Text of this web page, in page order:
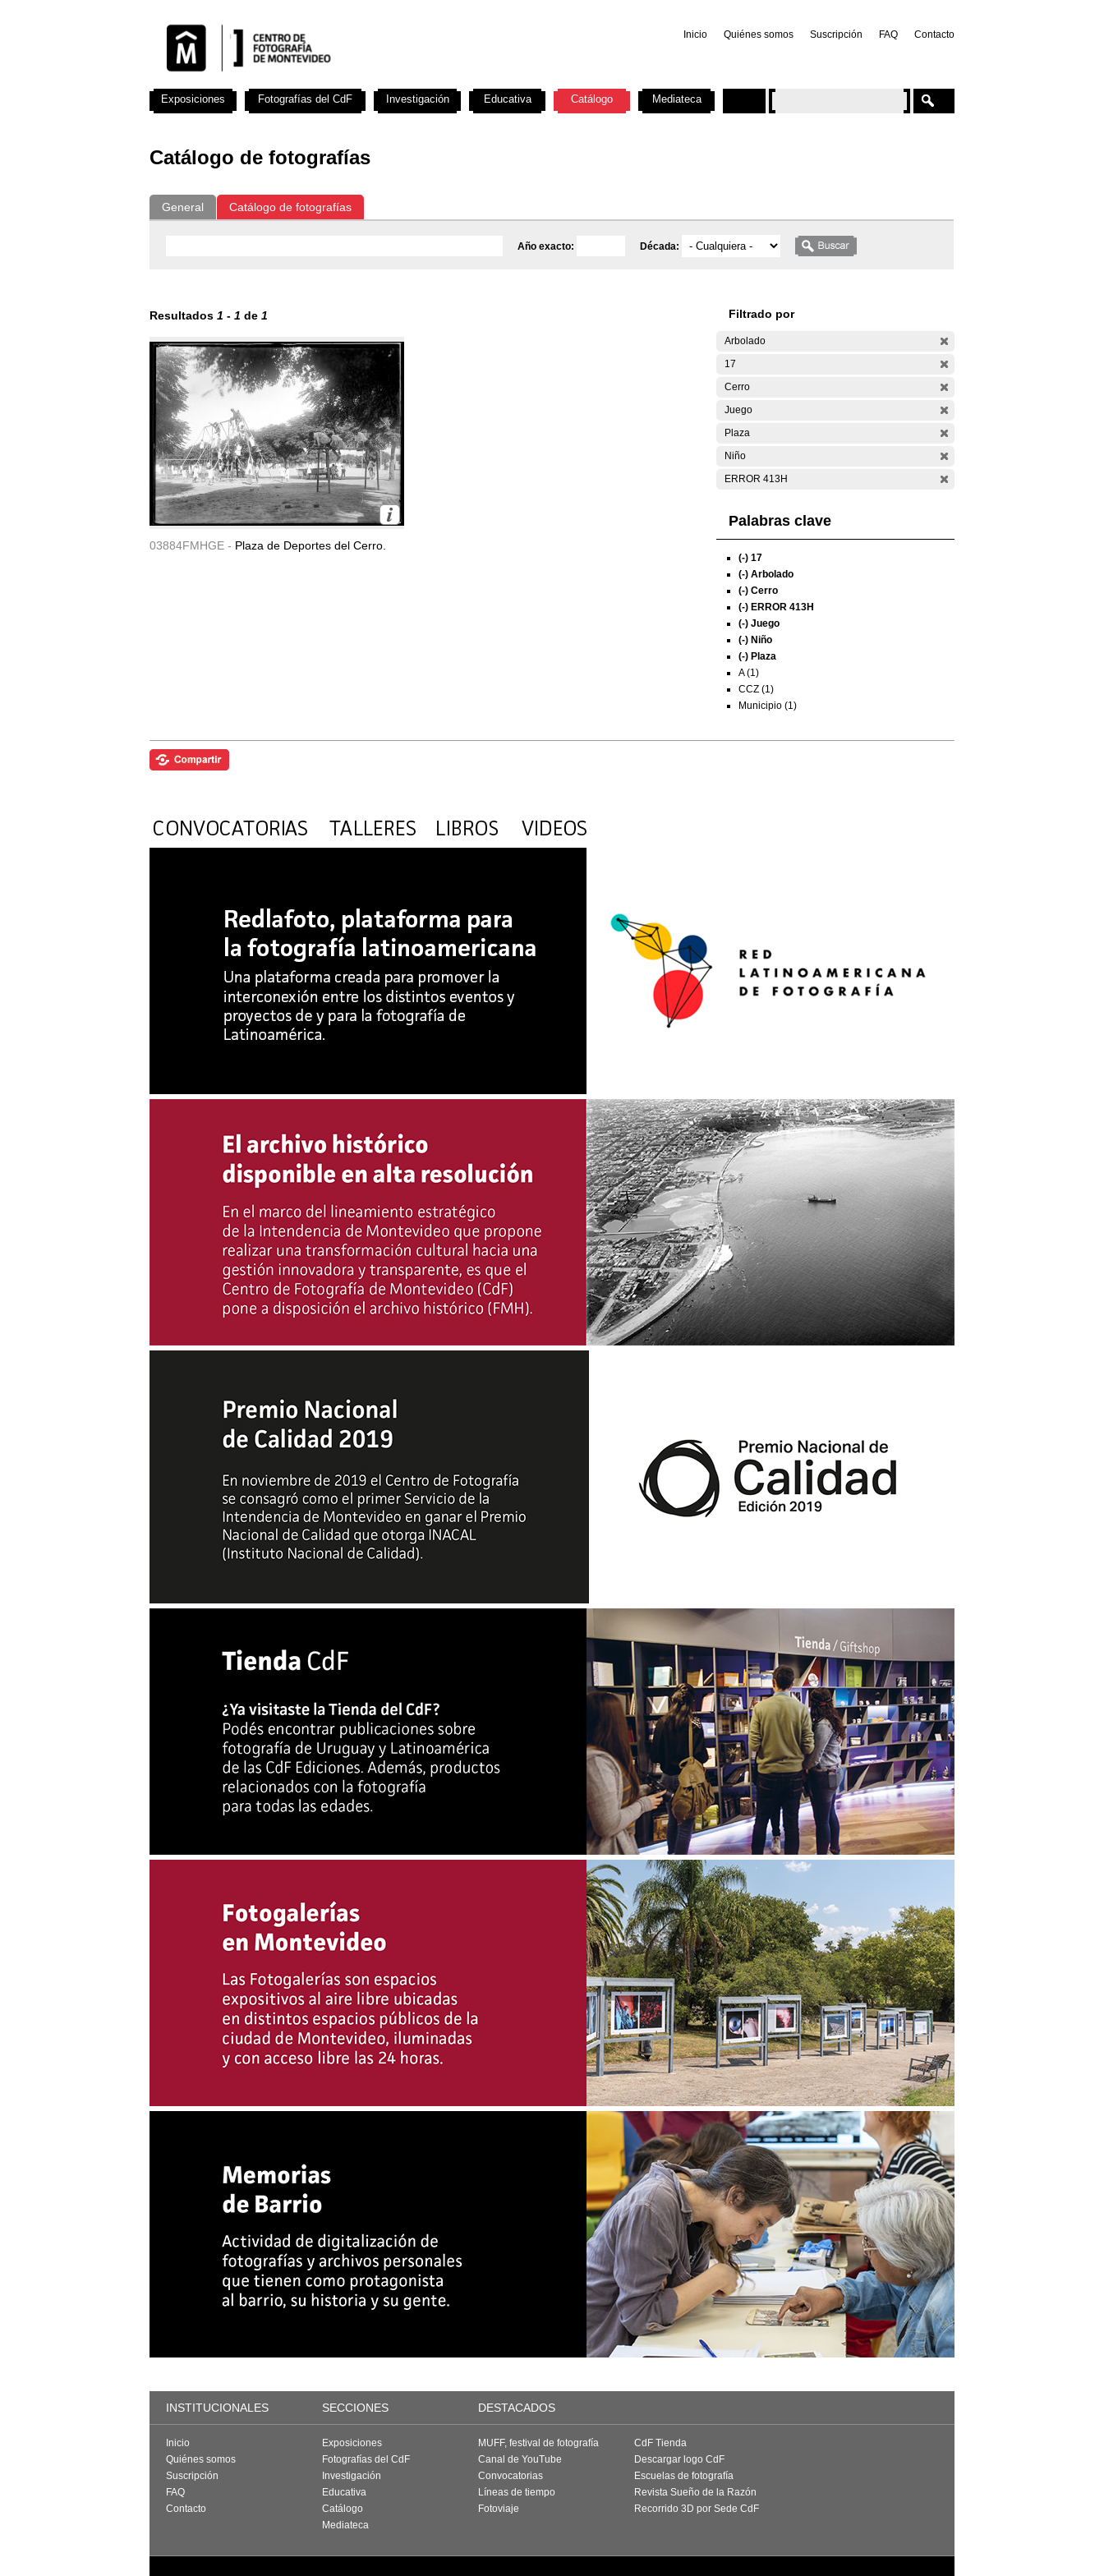
Inicio Quiénes somos Suscripción FAQ Contacto
Catálogo de fotografías
General Catálogo de fotografías
Año exacto: Década:
Resultados 1 - 1 de 1
03884FMHGE - Plaza de Deportes del Cerro.
Filtrado por
Arbolado
17
Cerro
Juego
Plaza
Niño
ERROR 413H
Palabras clave
(-) 17
(-) Arbolado
(-) Cerro
(-) ERROR 413H
(-) Juego
(-) Niño
(-) Plaza
A (1)
CCZ (1)
Municipio (1)
Exposiciones Fotografías del CdF Investigación Educativa Catálogo Mediateca
INSTITUCIONALES SECCIONES DESTACADOS
Inicio
Quiénes somos
Suscripción
FAQ
Contacto
Exposiciones
Fotografías del CdF
Investigación
Educativa
Catálogo
Mediateca
MUFF, festival de fotografía
Canal de YouTube
Convocatorias
Líneas de tiempo
Fotoviaje
CdF Tienda
Descargar logo CdF
Escuelas de fotografía
Revista Sueño de la Razón
Recorrido 3D por Sede CdF